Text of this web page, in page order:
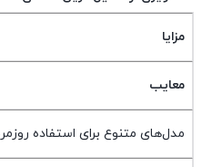
مزایا
معایب
مدل‌های متنوع برای استفاده